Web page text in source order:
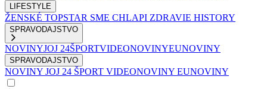
LIFESTYLE
ŽENSKÉ TOPSTAR SME CHLAPI ZDRAVIE HISTORY
SPRAVODAJSTVO
NOVINYJOJ 24ŠPORTVIDEONOVINYEUNOVINY
SPRAVODAJSTVO
NOVINY JOJ 24 ŠPORT VIDEONOVINY EUNOVINY